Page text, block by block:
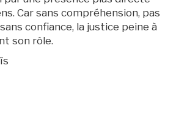
Car sans compréhension, pas
confiance, la justice peine à
son rôle.